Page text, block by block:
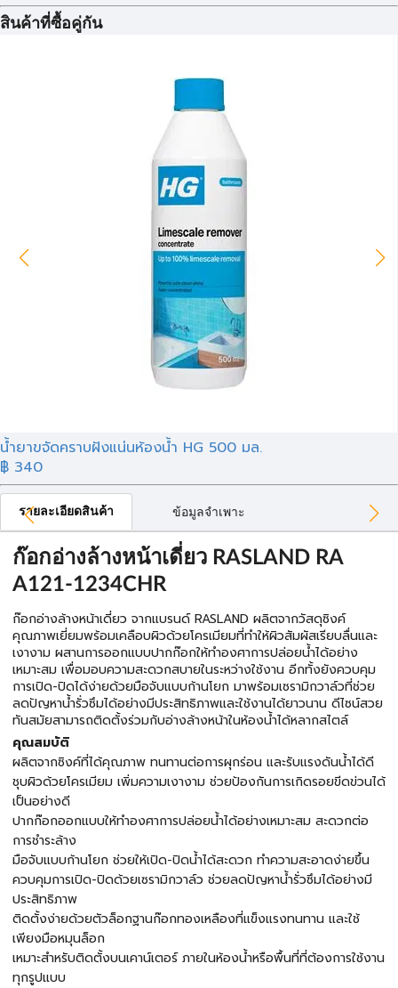
สินค้าที่ซื้อคู่กัน
น้ำยาขจัดคราบฝังแน่นห้องน้ำ HG 500 มล.
฿ 340
รายละเอียดสินค้า ข้อมูลจำเพาะ
ก๊อกอ่างล้างหน้าเดี่ยว RASLAND RA
A121-1234CHR
ก๊อกอ่างล้างหน้าเดี่ยว จากแบรนด์ RASLAND ผลิตจากวัสดุซิงค์
คุณภาพเยี่ยมพร้อมเคลือบผิวด้วยโครเมียมที่ทำให้ผิวสัมผัสเรียบลื่นและ
เงางาม ผสานการออกแบบปากก๊อกให้ทำองศาการปล่อยน้ำได้อย่าง
เหมาะสม เพื่อมอบความสะดวกสบายในระหว่างใช้งาน อีกทั้งยังควบคุม
การเปิด-ปิดได้ง่ายด้วยมือจับแบบก้านโยก มาพร้อมเซรามิกวาล์วที่ช่วย
ลดปัญหาน้ำรั่วซึมได้อย่างมีประสิทธิภาพและใช้งานได้ยาวนาน ดีไซน์สวย
ทันสมัยสามารถติดตั้งร่วมกับอ่างล้างหน้าในห้องน้ำได้หลากสไตล์
คุณสมบัติ
ผลิตจากซิงค์ที่ได้คุณภาพ ทนทานต่อการผุกร่อน และรับแรงดันน้ำได้ดี
ชุบผิวด้วยโครเมียม เพิ่มความเงางาม ช่วยป้องกันการเกิดรอยขีดข่วนได้
เป็นอย่างดี
ปากก๊อกออกแบบให้ทำองศาการปล่อยน้ำได้อย่างเหมาะสม สะดวกต่อ
การชำระล้าง
มือจับแบบก้านโยก ช่วยให้เปิด-ปิดน้ำได้สะดวก ทำความสะอาดง่ายขึ้น
ควบคุมการเปิด-ปิดด้วยเซรามิกวาล์ว ช่วยลดปัญหาน้ำรั่วซึมได้อย่างมี
ประสิทธิภาพ
ติดตั้งง่ายด้วยตัวล็อกฐานก๊อกทองเหลืองที่แข็งแรงทนทาน และใช้
เพียงมือหมุนล็อก
เหมาะสำหรับติดตั้งบนเคาน์เตอร์ ภายในห้องน้ำหรือพื้นที่ที่ต้องการใช้งาน
ทุกรูปแบบ